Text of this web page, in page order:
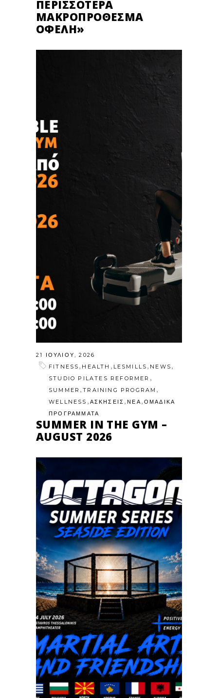
ΠΕΡΙΣΣΌΤΕΡΑ
ΜΑΚΡΟΠΡΌΘΕΣΜΑ
ΟΦΈΛΗ»
21 ΙΟΥΛΊΟΥ, 2026
FITNESS , HEALTH , LESMILLS , NEWS ,
STUDIO PILATES REFORMER ,
SUMMER ,TRAINING PROGRAM ,
WELLNESS , ΑΣΚΗΣΕΙΣ ,ΝΕΑ , ΟΜΑΔΙΚΑ
ΠΡΟΓΡΑΜΜΑΤΑ
SUMMER IN THE GYM –
AUGUST 2026